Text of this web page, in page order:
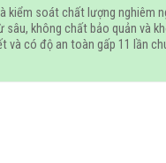
kiểm soát chất lượng nghiêm
không chất bảo quản và
và có độ an toàn gấp 11 lần